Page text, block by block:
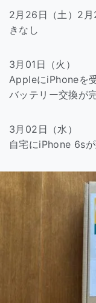
2月26日（土）2
きなし
3月01日（火）
AppleにiPhoneを
バッテリー交換が
3月02日（水）
自宅にiPhone 6s